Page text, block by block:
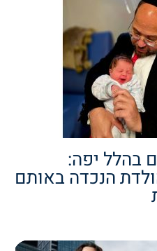
בהלל יפה:
הנכדה באותם